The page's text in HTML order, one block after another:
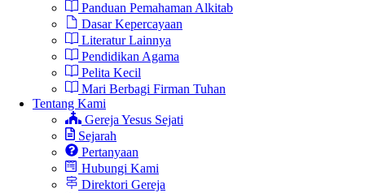
Panduan Pemahaman Alkitab
Dasar Kepercayaan
Literatur Lainnya
Pendidikan Agama
Pelita Kecil
Mari Berbagi Firman Tuhan
Tentang Kami
Gereja Yesus Sejati
Sejarah
Pertanyaan
Hubungi Kami
Direktori Gereja